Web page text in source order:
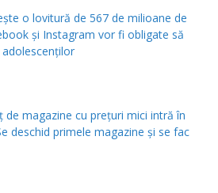
o lovitură de 567 de milioane de
și Instagram vor fi obligate să
de magazine cu prețuri mici intră în
deschid primele magazine și se fac